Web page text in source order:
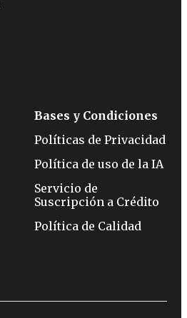
Bases y Condiciones
Políticas de Privacidad
Política de uso de la IA
Servicio de
Suscripción a Crédito
Política de Calidad